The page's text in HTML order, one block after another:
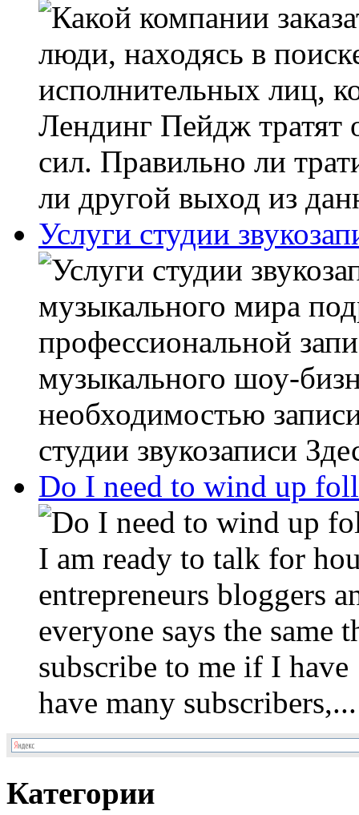
люди, находясь в
исполнительных лиц,
Лендинг Пейдж тратят
сил. Правильно ли
ли другой выход из
Услуги студии
музыкального мира
профессиональной
музыкального шоу-
необходимостью
студии звукозаписи
Do I need to wind up
I am ready to talk for
entrepreneurs bloggers
everyone says the
subscribe to me if I
have many subscribers,...
Категории